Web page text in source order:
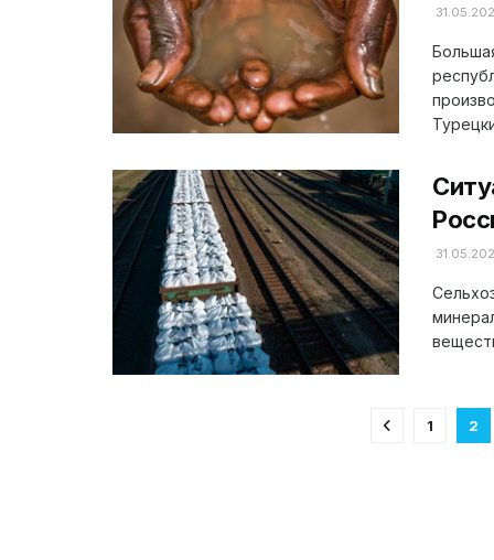
1 2